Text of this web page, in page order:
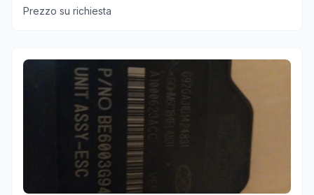
Prezzo su richiesta